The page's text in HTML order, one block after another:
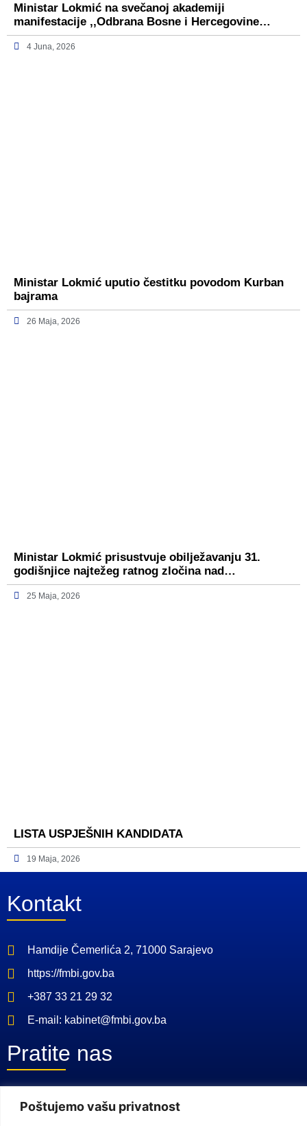
Poštujemo vašu privatnost
Ministar Lokmić na svečanoj akademiji
manifestacije ,,Odbrana Bosne i Hercegovine…
4 Juna, 2026
Ministar Lokmić uputio čestitku povodom Kurban
bajrama
26 Maja, 2026
Ministar Lokmić prisustvuje obilježavanju 31.
godišnjice najtežeg ratnog zločina nad…
25 Maja, 2026
LISTA USPJEŠNIH KANDIDATA
19 Maja, 2026
Kontakt
Hamdije Čemerlića 2, 71000 Sarajevo
https://fmbi.gov.ba
+387 33 21 29 32
E-mail: kabinet@fmbi.gov.ba
Pratite nas
Facebook Stranica